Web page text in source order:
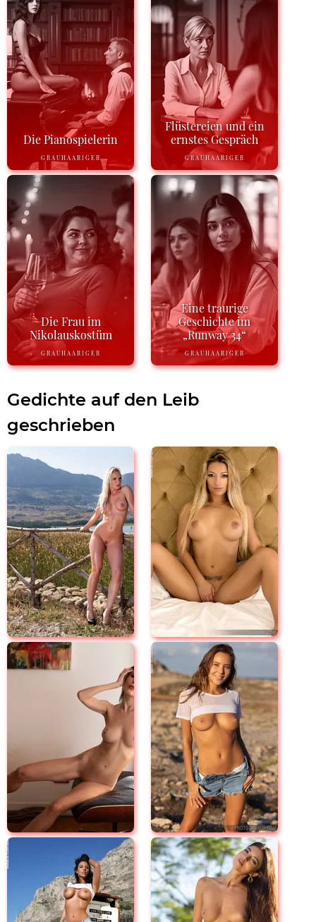
Die Pianospielerin
GRAUHAARIGER
Flüstereien und ein
ernstes Gespräch
GRAUHAARIGER
Die Frau im
Nikolauskostüm
GRAUHAARIGER
Eine traurige
Geschichte im
„Runway 34“
GRAUHAARIGER
Gedichte auf den Leib
geschrieben